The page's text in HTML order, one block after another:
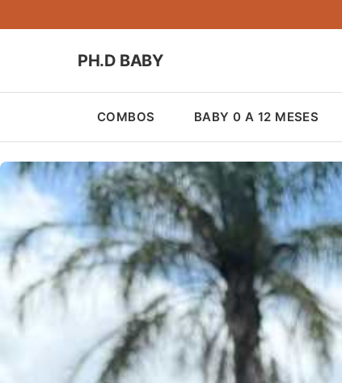
PH.D BABY
COMBOS BABY 0 A 12 MESES